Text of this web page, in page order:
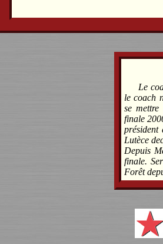
Le
le coach
se
finale
Lutèce
Depuis
finale.
Forêt